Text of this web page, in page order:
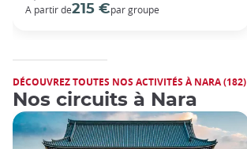
A partir de215 €par groupe
DÉCOUVREZ TOUTES NOS ACTIVITÉS À NARA (182)
Nos circuits à Nara